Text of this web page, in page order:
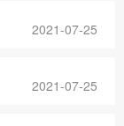
2021-07-25
2021-07-25